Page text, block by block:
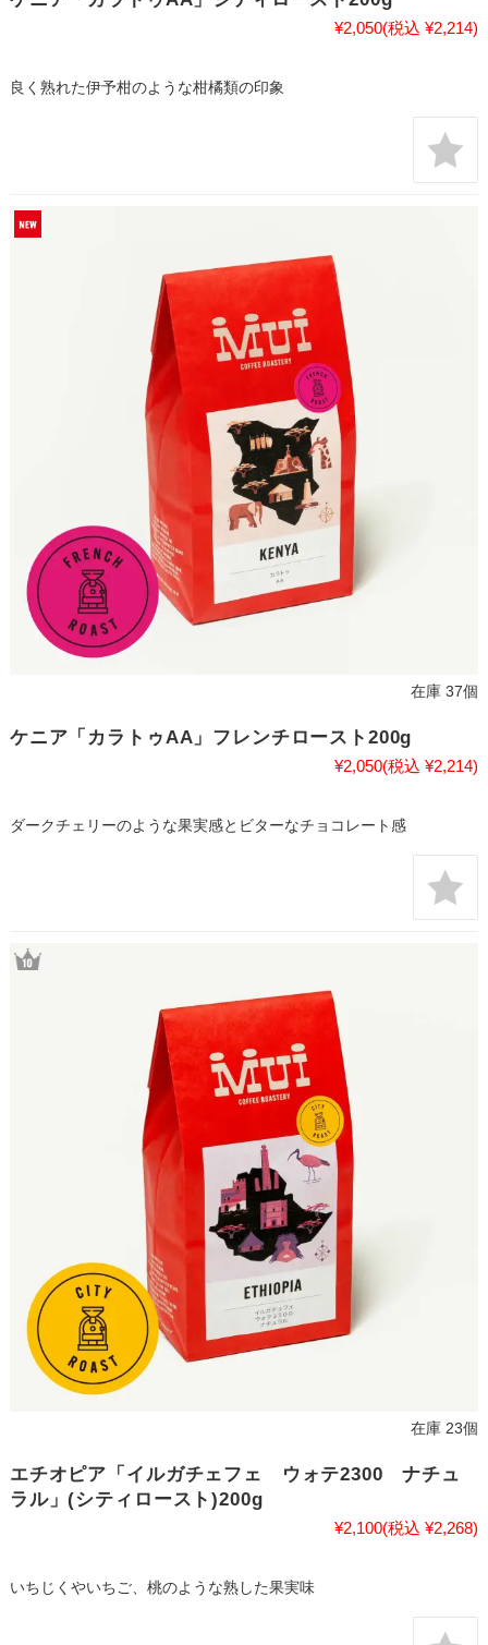
¥2,050(税込 ¥2,214)
良く熟れた伊予柑のような柑橘類の印象
在庫 37個
ケニア「カラトゥAA」フレンチロースト200g
¥2,050(税込 ¥2,214)
ダークチェリーのような果実感とビターなチョコレート感
在庫 23個
エチオピア「イルガチェフェ ウォテ2300 ナチュ
ラル」(シティロースト)200g
¥2,100(税込 ¥2,268)
いちじくやいちご、桃のような熟した果実味